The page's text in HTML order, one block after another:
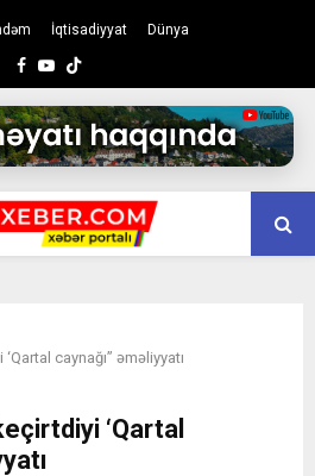
İqtisadiyyat Dünya
Facebook
Youtube
caynağı” əməliyyatı
‘Qartal